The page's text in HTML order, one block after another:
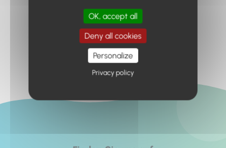
Retour à l'accueil
OK, accept all
Deny all cookies
Personalize
Privacy policy